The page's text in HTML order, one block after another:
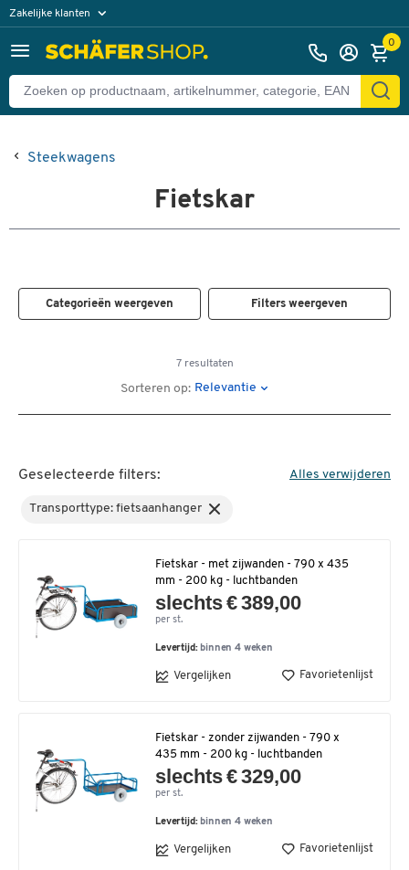
Zakelijke klanten
Particuliere klanten 0
Steekwagens
Fietskar
Categorieën weergeven Filters weergeven
7 resultaten
Sorteren op: Relevantie
Geselecteerde filters: Alles verwijderen
Transporttype: fietsaanhanger
Fietskar - met zijwanden - 790 x 435
mm - 200 kg - luchtbanden
slechts € 389,00
per st.
Levertijd: binnen 4 weken
Vergelijken Favorietenlijst
Fietskar - zonder zijwanden - 790 x
435 mm - 200 kg - luchtbanden
slechts € 329,00
per st.
Levertijd: binnen 4 weken
Vergelijken Favorietenlijst